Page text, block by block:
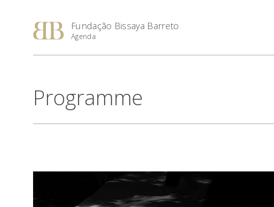
Fundação Bissaya Barreto
Agenda
Programme